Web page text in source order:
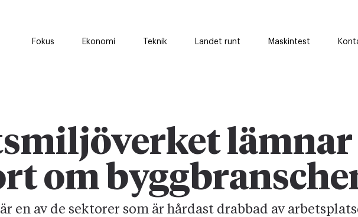
Fokus Ekonomi Teknik Landet runt Maskintest
lämnar
om
en av de sektorer som är hårdast drabbad av